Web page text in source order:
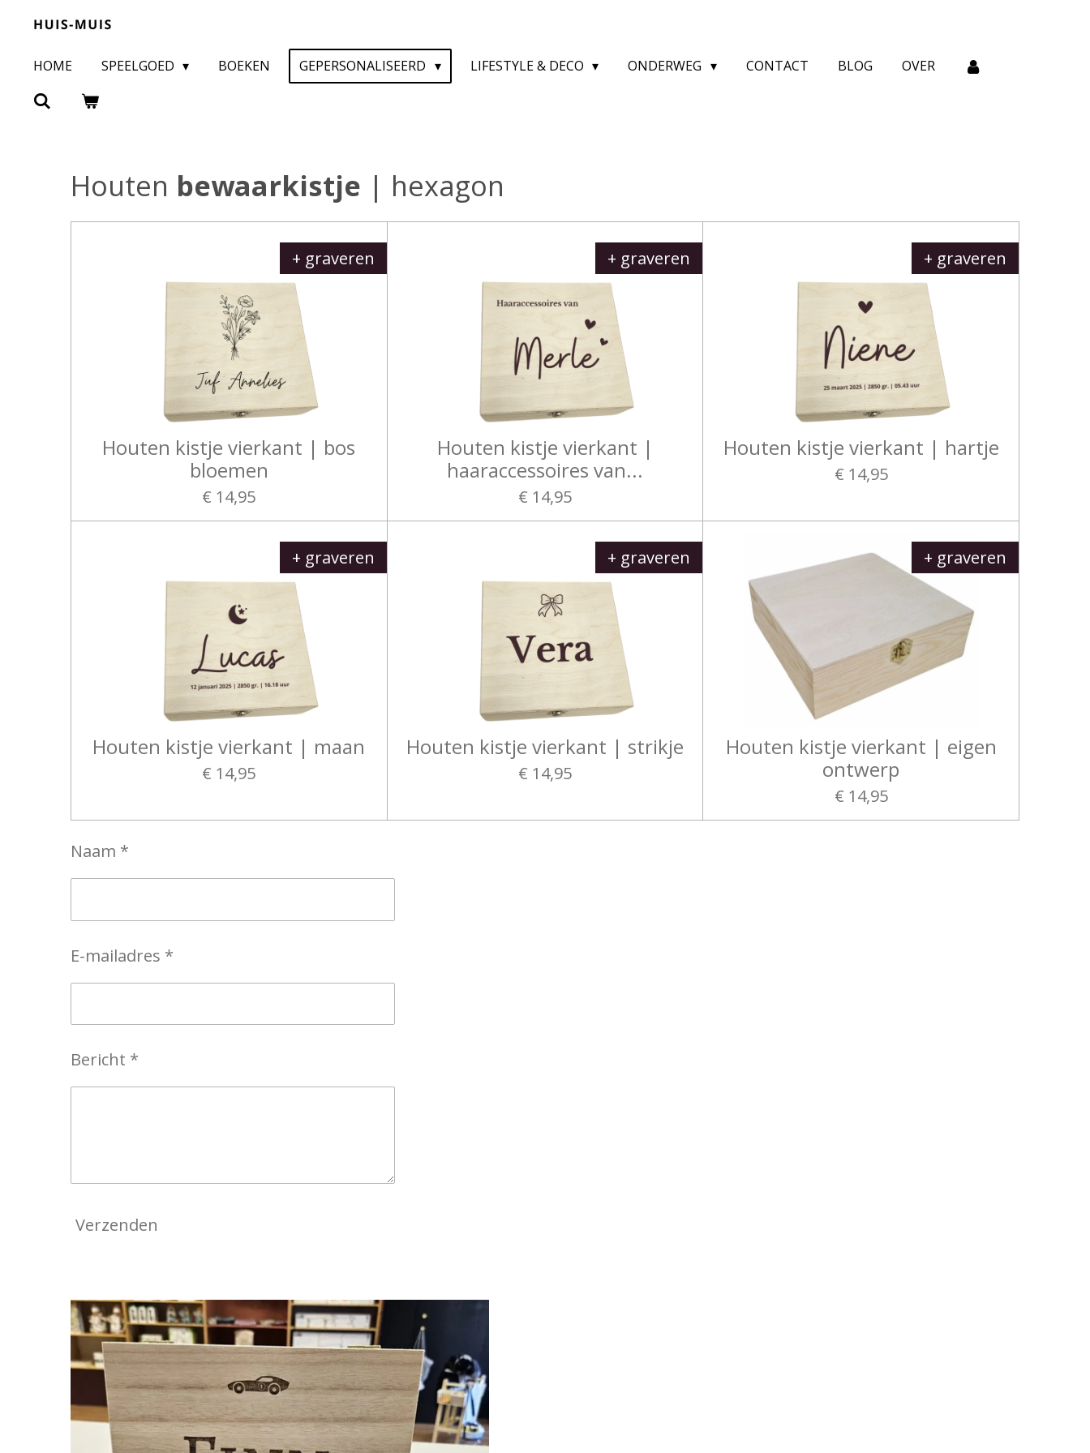
HOME SPEELGOED BOEKEN GEPERSONALISEERD LIFESTYLE & DECO ONDERWEG CONTACT BLOG OVER
Houten bewaarkistje | hexagon
+ graveren
Houten kistje vierkant | bos
bloemen
€ 14,95
+ graveren
Houten kistje vierkant |
haaraccessoires van...
€ 14,95
+ graveren
Houten kistje vierkant | hartje
€ 14,95
+ graveren
Houten kistje vierkant | maan
€ 14,95
+ graveren
Houten kistje vierkant | strikje
€ 14,95
+ graveren
Houten kistje vierkant | eigen
ontwerp
€ 14,95
Naam *
E-mailadres *
Bericht *
Verzenden